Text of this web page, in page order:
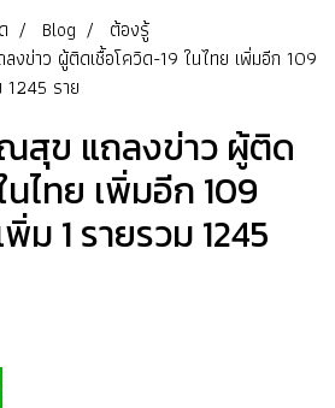
Blog
ต้องรู้
ข่าว ผู้ติดเชื้อโควิด-19 ในไทย เพิ่มอีก 109
1245 ราย
สุข แถลงข่าว ผู้ติด
นไทย เพิ่มอีก 109
ม 1 รายรวม 1245